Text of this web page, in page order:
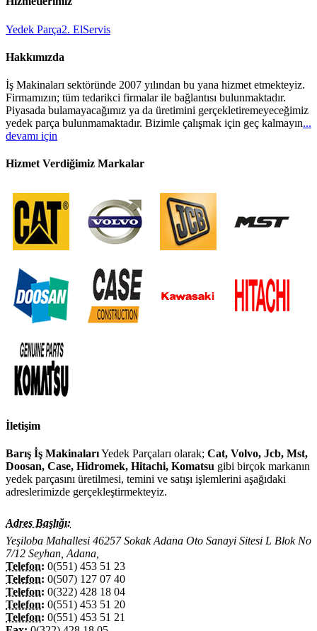
Yedek Parça2. ElServis
Hakkımızda
İş Makinaları sektöründe 2007 yılından bu yana hizmet etmekteyiz.
Firmamızın; tüm tedarikci firmalar ile bağlantısı bulunmaktadır.
Piyasada bulamayacağımız ya da üretimini gerçekletiremeyeceğimiz
yedek parça bulunmamaktadır. Bizimle çalışmak için geç kalmayın...
devamı için
Hizmet Verdiğimiz Markalar
İletişim
Barış İş MakinalarıYedek Parçaları olarak; Cat, Volvo, Jcb, Mst,
Doosan, Case, Hidromek, Hitachi, Komatsu gibi birçok markanın
yedek parçasını üretilmesi, temini ve satışı işlemlerini aşağıdaki
adreslerimizde gerçekleştirmekteyiz.
Adres Başlığı:
Yeşiloba Mahallesi 46257 Sokak Adana Oto Sanayi Sitesi L Blok No
7/12 Seyhan, Adana,
Telefon: 0(551) 453 51 23
Telefon: 0(507) 127 07 40
Telefon: 0(322) 428 18 04
Telefon: 0(551) 453 51 20
Telefon: 0(551) 453 51 21